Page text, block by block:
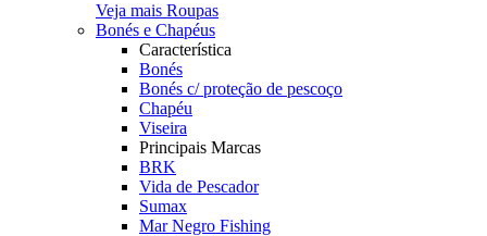
Veja mais Roupas
Bonés e Chapéus
Característica
Bonés
Bonés c/ proteção de pescoço
Chapéu
Viseira
Principais Marcas
BRK
Vida de Pescador
Sumax
Mar Negro Fishing